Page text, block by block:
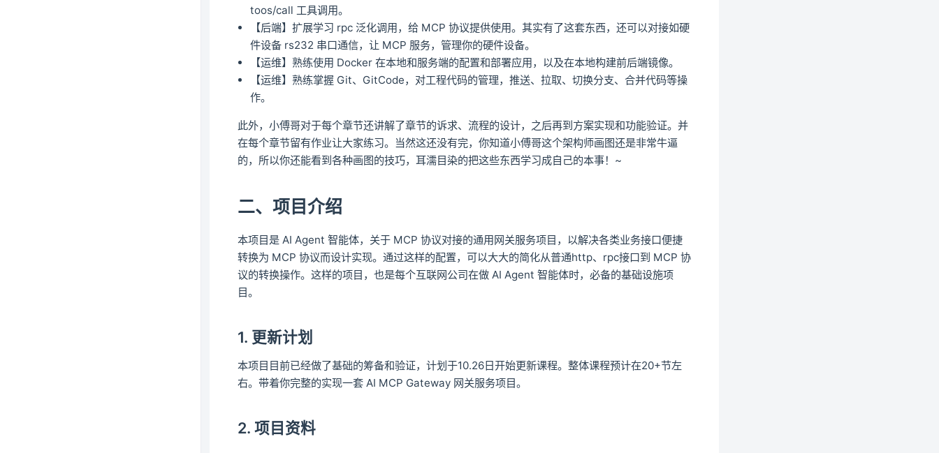
toos/call 工具调用。
【后端】扩展学习 rpc 泛化调用，给 MCP 协议提供使用。其实有了这套东西，还可以对接如硬
件设备 rs232 串口通信，让 MCP 服务，管理你的硬件设备。
【运维】熟练使用 Docker 在本地和服务端的配置和部署应用，以及在本地构建前后端镜像。
【运维】熟练掌握 Git、GitCode，对工程代码的管理，推送、拉取、切换分支、合并代码等操
作。
此外，小傅哥对于每个章节还讲解了章节的诉求、流程的设计，之后再到方案实现和功能验证。并
在每个章节留有作业让大家练习。当然这还没有完，你知道小傅哥这个架构师画图还是非常牛逼
的，所以你还能看到各种画图的技巧，耳濡目染的把这些东西学习成自己的本事！~
二、项目介绍
本项目是 AI Agent 智能体，关于 MCP 协议对接的通用网关服务项目，以解决各类业务接口便捷
转换为 MCP 协议而设计实现。通过这样的配置，可以大大的简化从普通http、rpc接口到 MCP 协
议的转换操作。这样的项目，也是每个互联网公司在做 AI Agent 智能体时，必备的基础设施项
目。
1. 更新计划
本项目目前已经做了基础的筹备和验证，计划于10.26日开始更新课程。整体课程预计在20+节左
右。带着你完整的实现一套 AI MCP Gateway 网关服务项目。
2. 项目资料